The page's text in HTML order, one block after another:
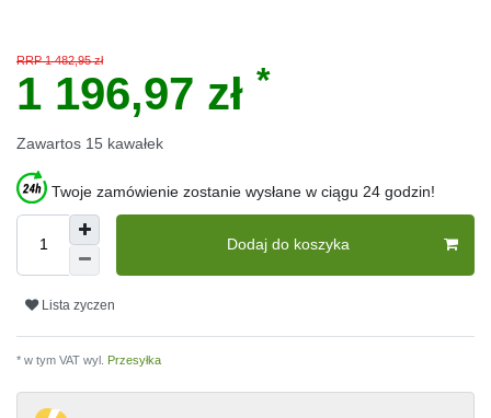
RRP 1 482,95 zł
1 196,97 zł *
Zawartos 15 kawałek
Twoje zamówienie zostanie wysłane w ciągu 24 godzin!
Dodaj do koszyka
Lista zyczen
* w tym VAT wyl. Przesyłka